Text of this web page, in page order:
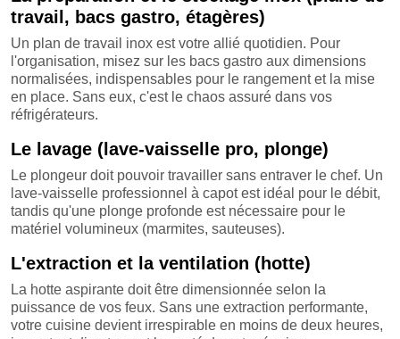
travail, bacs gastro, étagères)
Un plan de travail inox est votre allié quotidien. Pour
l'organisation, misez sur les bacs gastro aux dimensions
normalisées, indispensables pour le rangement et la mise
en place. Sans eux, c'est le chaos assuré dans vos
réfrigérateurs.
Le lavage (lave-vaisselle pro, plonge)
Le plongeur doit pouvoir travailler sans entraver le chef. Un
lave-vaisselle professionnel à capot est idéal pour le débit,
tandis qu'une plonge profonde est nécessaire pour le
matériel volumineux (marmites, sauteuses).
L'extraction et la ventilation (hotte)
La hotte aspirante doit être dimensionnée selon la
puissance de vos feux. Sans une extraction performante,
votre cuisine devient irrespirable en moins de deux heures,